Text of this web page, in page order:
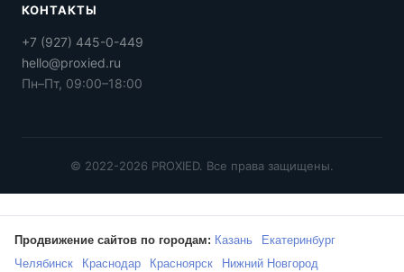
КОНТАКТЫ
+7 (927) 445-0-449
hello@proxied.ru
Пн–Пт, 09:00–18:00
© 2022-2026 PROXIED. Все права защищены.
Продвижение сайтов по городам: Казань
Екатеринбург
Челябинск
Краснодар Красноярск
Нижний Новгород